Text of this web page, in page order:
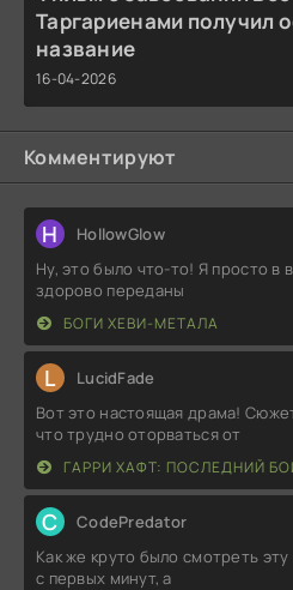
Таргариенами получил
название
16-04-2026
Комментируют
H HollowGlow
Ну, это было что-то! Я просто в
здорово переданы
БОГИ ХЕВИ-МЕТАЛА
L LucidFade
Вот это настоящая драма!
что трудно оторваться от
ГАРРИ ХАФТ: ПОСЛЕДНИЙ
C CodePredator
Как же круто было смотреть
с первых минут, а